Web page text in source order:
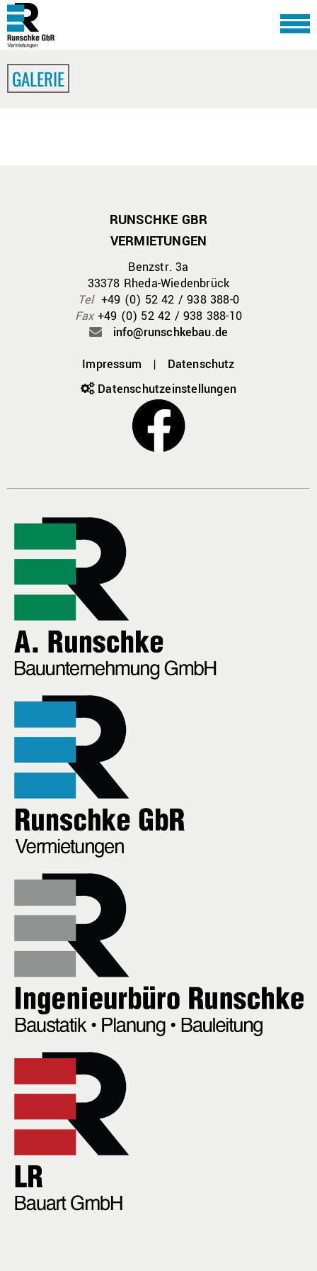
GALERIE
RUNSCHKE GBR
VERMIETUNGEN
Benzstr. 3a
33378 Rheda-Wiedenbrück
Tel+49 (0) 52 42 / 938 388-0
Fax+49 (0) 52 42 / 938 388-10
info@runschkebau.de
Impressum | Datenschutz
Datenschutz­einstellungen